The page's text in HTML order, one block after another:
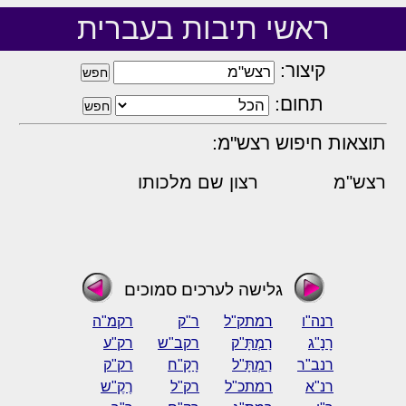
ראשי תיבות בעברית
קיצור:
תחום:
תוצאות חיפוש רצש"מ:
רצש"מ רצון שם מלכותו
גלישה לערכים סמוכים
רנה"ו רמתק"ל ר"ק
רקמ"ה
רָנָ"ג
רַמְתָּ"ק רקב"ש
רק"ע
רנב"ר
רַמְתָּ"ל רָקָ"ח
רק"ק
רנ"א
רמתכ"ל רק"ל
רֶקֶ"ש